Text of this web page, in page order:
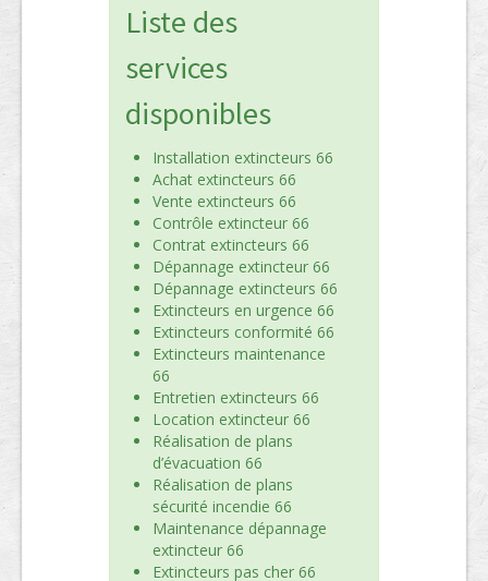
Liste des
services
disponibles
Installation extincteurs 66
Achat extincteurs 66
Vente extincteurs 66
Contrôle extincteur 66
Contrat extincteurs 66
Dépannage extincteur 66
Dépannage extincteurs 66
Extincteurs en urgence 66
Extincteurs conformité 66
Extincteurs maintenance
66
Entretien extincteurs 66
Location extincteur 66
Réalisation de plans
d’évacuation 66
Réalisation de plans
sécurité incendie 66
Maintenance dépannage
extincteur 66
Extincteurs pas cher 66